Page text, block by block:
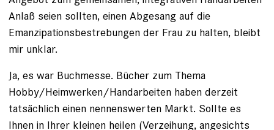
Anlaß seien sollten, einen Abgesang auf die
Emanzipationsbestrebungen der Frau zu halten, bleibt
mir unklar.
Ja, es war Buchmesse. Bücher zum Thema
Hobby/Heimwerken/Handarbeiten haben derzeit
tatsächlich einen nennenswerten Markt. Sollte es
Ihnen in Ihrer kleinen heilen (Verzeihung, angesichts